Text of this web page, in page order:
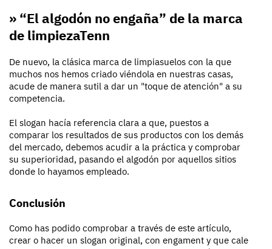
» “El algodón no engaña” de la marca
de limpiezaTenn
De nuevo, la clásica marca de limpiasuelos con la que
muchos nos hemos criado viéndola en nuestras casas,
acude de manera sutil a dar un "toque de atención" a su
competencia.
El slogan hacía referencia clara a que, puestos a
comparar los resultados de sus productos con los demás
del mercado, debemos acudir a la práctica y comprobar
su superioridad, pasando el algodón por aquellos sitios
donde lo hayamos empleado.
Conclusión
Como has podido comprobar a través de este artículo,
crear o hacer un slogan original, con engament y que cale